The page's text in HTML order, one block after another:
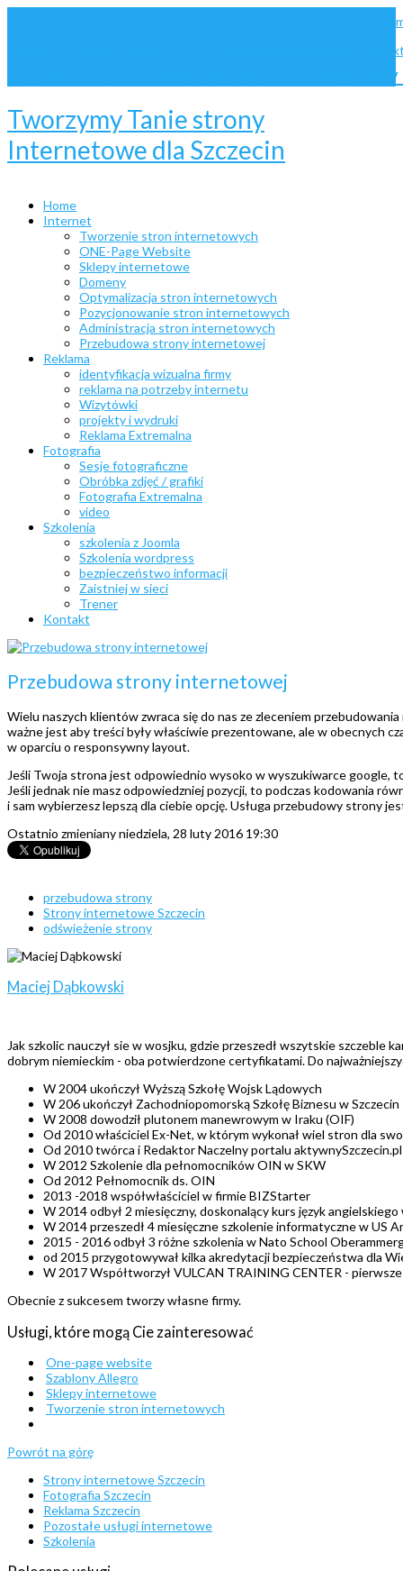
Tanie
Tworzymy Tanie strony
Internetowe dla Szczecin
Home
Internet
Tworzenie stron internetowych
ONE-Page Website
Sklepy internetowe
Domeny
Optymalizacja stron internetowych
Pozycjonowanie stron internetowych
Administracja stron internetowych
Przebudowa strony internetowej
Reklama
identyfikacja wizualna firmy
reklama na potrzeby internetu
Wizytówki
projekty i wydruki
Reklama Extremalna
Fotografia
Sesje fotograficzne
Obróbka zdjęć / grafiki
Fotografia Extremalna
video
Szkolenia
szkolenia z Joomla
Szkolenia wordpress
bezpieczeństwo informacji
Zaistniej w sieci
Trener
Kontakt
Przebudowa strony internetowej
Wielu naszych klientów zwraca się do nas ze zleceniem
ważne jest aby treści były właściwie prezentowane, ale w obecnych
w oparciu o responsywny layout.
Jeśli Twoja strona jest odpowiednio wysoko w wyszukiwarce google,
Jeśli jednak nie masz odpowiedzniej pozycji, to podczas kodowania
i sam wybierzesz lepszą dla ciebie opcję. Usługa przebudowy strony
Ostatnio zmieniany niedziela, 28 luty 2016 19:30
przebudowa strony
Strony internetowe Szczecin
odświeżenie strony
Maciej Dąbkowski
Jak szkolic nauczył sie w wosjku, gdzie przeszedł wszytskie
dobrym niemieckim - oba potwierdzone certyfikatami. Do
W 2004 ukończył Wyższą Szkołę Wojsk Lądowych
W 206 ukończył Zachodniopomorską Szkołę Biznesu w Szczecin
W 2008 dowodził plutonem manewrowym w Iraku (OIF)
Od 2010 właściciel Ex-Net, w którym wykonał wiel stron dla
Od 2010 twórca i Redaktor Naczelny portalu aktywnySzczecin.pl
W 2012 Szkolenie dla pełnomocników OIN w SKW
Od 2012 Pełnomocnik ds. OIN
2013 -2018 współwłaściciel w firmie BIZStarter
W 2014 odbył 2 miesięczny, doskonalący kurs język
W 2014 przeszedł 4 miesięczne szkolenie informatyczne w US
2015 - 2016 odbył 3 różne szkolenia w Nato School
od 2015 przygotowywał kilka akredytacji bezpieczeństwa dla
W 2017 Współtworzył VULCAN TRAINING CENTER -
Obecnie z sukcesem tworzy własne firmy.
Usługi, które mogą Cie zainteresować
One-page website
Szablony Allegro
Sklepy internetowe
Tworzenie stron internetowych
Powrót na górę
Strony internetowe Szczecin
Fotografia Szczecin
Reklama Szczecin
Pozostałe usługi internetowe
Szkolenia